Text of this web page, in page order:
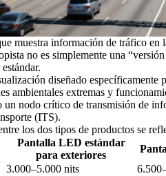
muestra información de tráfico en
no es simplemente una
diseñado específicamente
ambientales extremas y
nodo crítico de transmisión de
(ITS).
los dos tipos de productos se
Pantalla LED estándar
para exteriores
3.000–5.000 nits